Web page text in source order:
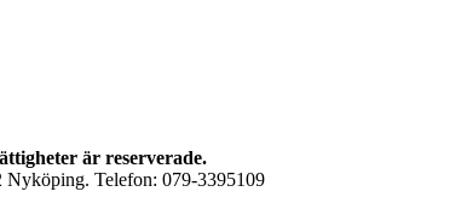
är reserverade.
Nyköping. Telefon: 079-3395109